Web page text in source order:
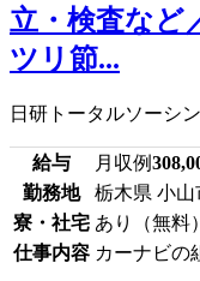
立・検査など
ツリ節...
日研トータルソーシ
給与 月収例
勤務地
栃木県 小山
寮・社宅 あり（無料）
仕事内容 カーナビの